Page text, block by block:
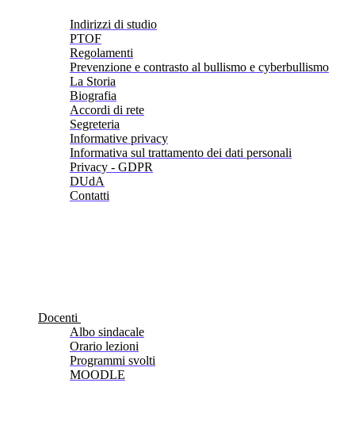
Indirizzi di studio
PTOF
Regolamenti
Prevenzione e contrasto al bullismo e cyberbullismo
La Storia
Biografia
Accordi di rete
Segreteria
Informative privacy
Informativa sul trattamento dei dati personali
Privacy - GDPR
DUdA
Contatti
Docenti
Albo sindacale
Orario lezioni
Programmi svolti
MOODLE